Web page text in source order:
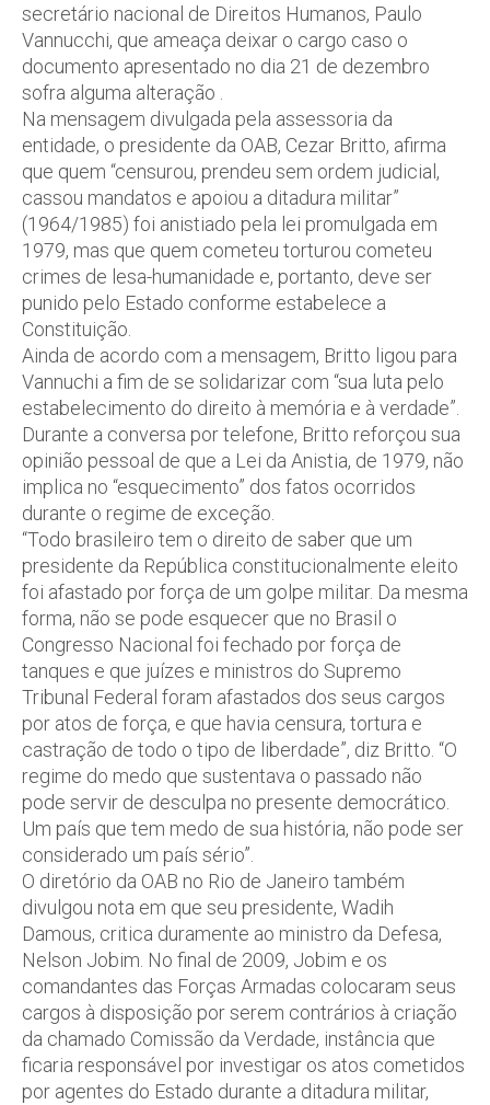
secretário nacional de Direitos Humanos, Paulo
Vannucchi, que ameaça deixar o cargo caso o
documento apresentado no dia 21 de dezembro
sofra alguma alteração .
Na mensagem divulgada pela assessoria da
entidade, o presidente da OAB, Cezar Britto, afirma
que quem “censurou, prendeu sem ordem judicial,
cassou mandatos e apoiou a ditadura militar”
(1964/1985) foi anistiado pela lei promulgada em
1979, mas que quem cometeu torturou cometeu
crimes de lesa-humanidade e, portanto, deve ser
punido pelo Estado conforme estabelece a
Constituição.
Ainda de acordo com a mensagem, Britto ligou para
Vannuchi a fim de se solidarizar com “sua luta pelo
estabelecimento do direito à memória e à verdade”.
Durante a conversa por telefone, Britto reforçou sua
opinião pessoal de que a Lei da Anistia, de 1979, não
implica no “esquecimento” dos fatos ocorridos
durante o regime de exceção.
“Todo brasileiro tem o direito de saber que um
presidente da República constitucionalmente eleito
foi afastado por força de um golpe militar. Da mesma
forma, não se pode esquecer que no Brasil o
Congresso Nacional foi fechado por força de
tanques e que juízes e ministros do Supremo
Tribunal Federal foram afastados dos seus cargos
por atos de força, e que havia censura, tortura e
castração de todo o tipo de liberdade”, diz Britto. “O
regime do medo que sustentava o passado não
pode servir de desculpa no presente democrático.
Um país que tem medo de sua história, não pode ser
considerado um país sério”.
O diretório da OAB no Rio de Janeiro também
divulgou nota em que seu presidente, Wadih
Damous, critica duramente ao ministro da Defesa,
Nelson Jobim. No final de 2009, Jobim e os
comandantes das Forças Armadas colocaram seus
cargos à disposição por serem contrários à criação
da chamado Comissão da Verdade, instância que
ficaria responsável por investigar os atos cometidos
por agentes do Estado durante a ditadura militar,